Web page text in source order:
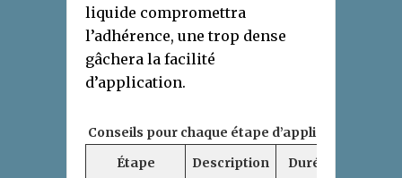
liquide compromettra
l’adhérence, une trop dense
gâchera la facilité
d’application.
Conseils pour chaque étape d’application
Étape
Description
Durée de